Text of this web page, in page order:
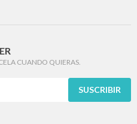
CUANDO QUIERAS.
SUSCRIBIR